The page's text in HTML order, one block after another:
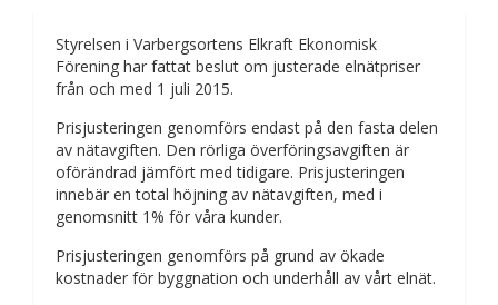
Styrelsen i Varbergsortens Elkraft Ekonomisk
Förening har fattat beslut om justerade elnätpriser
från och med 1 juli 2015.
Prisjusteringen genomförs endast på den fasta delen
av nätavgiften. Den rörliga överföringsavgiften är
oförändrad jämfört med tidigare. Prisjusteringen
innebär en total höjning av nätavgiften, med i
genomsnitt 1% för våra kunder.
Prisjusteringen genomförs på grund av ökade
kostnader för byggnation och underhåll av vårt elnät.